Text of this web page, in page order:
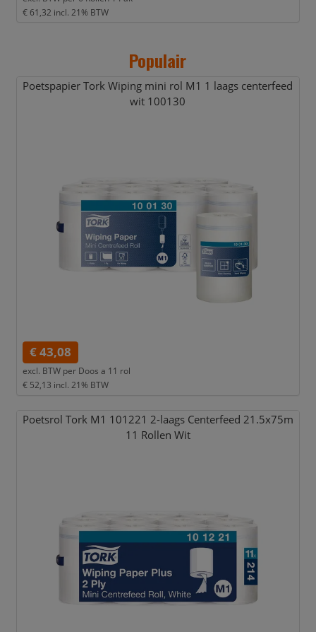
€ 61,32 incl. 21% BTW
Populair
Poetspapier Tork Wiping mini rol M1 1 laags centerfeed
wit 100130
€ 43,08
excl. BTW per Doos a 11 rol
€ 52,13 incl. 21% BTW
Poetsrol Tork M1 101221 2-laags Centerfeed 21.5x75m
11 Rollen Wit